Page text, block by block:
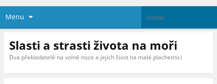
Menu
Slasti a strasti života na moři
Dva překladatelé na volné noze a jejich život na malé plachetnici